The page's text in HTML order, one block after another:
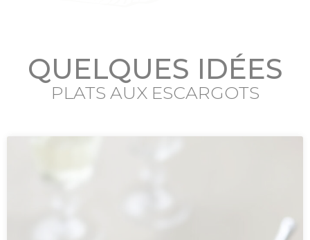
QUELQUES IDÉES
PLATS AUX ESCARGOTS